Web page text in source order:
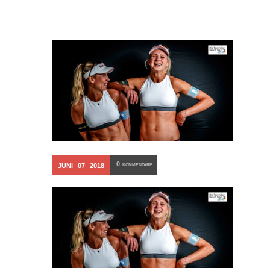
JUNI 07 2018 0 KOMMENTARE